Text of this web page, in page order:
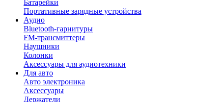
Батарейки
Портативные зарядные устройства
Аудио
Bluetooth-гарнитуры
FM-трансмиттеры
Наушники
Колонки
Аксессуары для аудиотехники
Для авто
Авто электроника
Аксессуары
Держатели